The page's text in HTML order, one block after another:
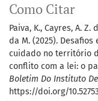
Como Citar
Paiva, K., Cayres, A. Z.
da M. (2025).
cuidado no território
conflito com a lei: o
Boletim Do Instituto
https://doi.org/